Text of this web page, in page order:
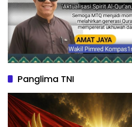
Panglima TNI